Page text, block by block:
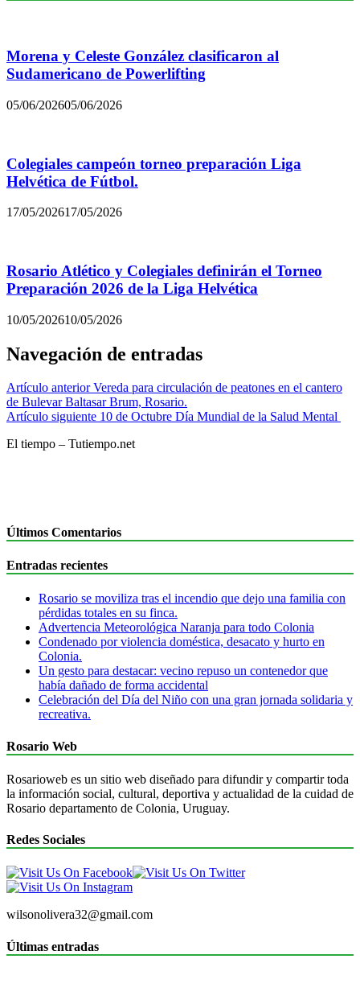
Morena y Celeste González clasificaron al
Sudamericano de Powerlifting
05/06/202605/06/2026
Colegiales campeón torneo preparación Liga
Helvética de Fútbol.
17/05/202617/05/2026
Rosario Atlético y Colegiales definirán el Torneo
Preparación 2026 de la Liga Helvética
10/05/202610/05/2026
Navegación de entradas
Artículo anterior Vereda para circulación de peatones en el cantero
de Bulevar Baltasar Brum, Rosario.
Artículo siguiente 10 de Octubre Día Mundial de la Salud Mental
El tiempo – Tutiempo.net
Últimos Comentarios
Entradas recientes
Rosario se moviliza tras el incendio que dejo una familia con
pérdidas totales en su finca.
Advertencia Meteorológica Naranja para todo Colonia
Condenado por violencia doméstica, desacato y hurto en
Colonia.
Un gesto para destacar: vecino repuso un contenedor que
había dañado de forma accidental
Celebración del Día del Niño con una gran jornada solidaria y
recreativa.
Rosario Web
Rosarioweb es un sitio web diseñado para difundir y compartir toda
la información social, cultural, deportiva y actualidad de la cuidad de
Rosario departamento de Colonia, Uruguay.
Redes Sociales
wilsonolivera32@gmail.com
Últimas entradas